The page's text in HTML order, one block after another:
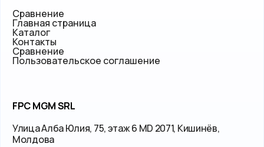
Сравнение
Главная страница
Каталог
Контакты
Сравнение
Пользовательское соглашение
FPC MGM SRL
Улица Алба Юлия, 75, этаж 6 MD 2071, Кишинёв,
Молдова